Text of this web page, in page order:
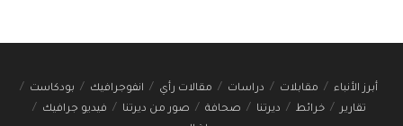
أبرز الأنباء مقابلات دراسات مقالات رأي انفوجرافيك
بودكاست
تقارير
خرائط ديرتنا صحافة صور من ديرتنا
فيديو جرافيك